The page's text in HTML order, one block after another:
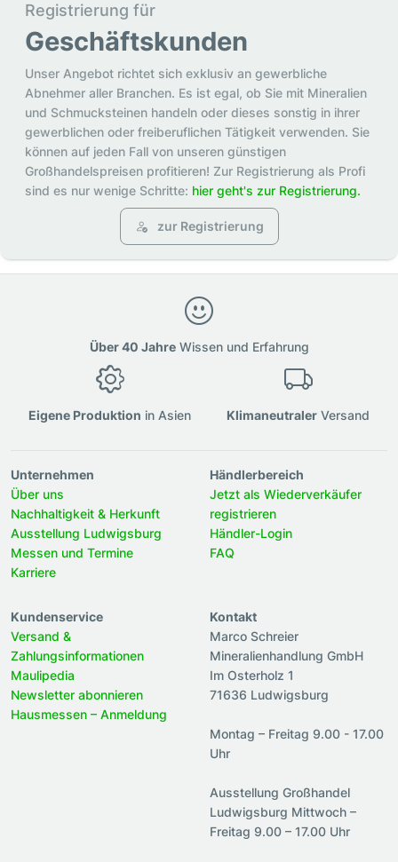
Registrierung für
Geschäftskunden
Unser Angebot richtet sich exklusiv an gewerbliche
Abnehmer aller Branchen. Es ist egal, ob Sie mit Mineralien
und Schmucksteinen handeln oder dieses sonstig in ihrer
gewerblichen oder freiberuflichen Tätigkeit verwenden. Sie
können auf jeden Fall von unseren günstigen
Großhandelspreisen profitieren! Zur Registrierung als Profi
sind es nur wenige Schritte: hier geht's zur Registrierung.
zur Registrierung
Über 40 JahreWissen und Erfahrung
Eigene Produktion in Asien Klimaneutraler Versand
Unternehmen
Über uns
Nachhaltigkeit & Herkunft
Ausstellung Ludwigsburg
Messen und Termine
Karriere
Händlerbereich
Jetzt als Wiederverkäufer
registrieren
Händler-Login
FAQ
Kundenservice
Versand &
Zahlungsinformationen
Maulipedia
Newsletter abonnieren
Hausmessen – Anmeldung
Kontakt
Marco Schreier
Mineralienhandlung GmbH
Im Osterholz 1
71636 Ludwigsburg
Montag – Freitag 9.00 - 17.00
Uhr
Ausstellung Großhandel
Ludwigsburg Mittwoch –
Freitag 9.00 – 17.00 Uhr